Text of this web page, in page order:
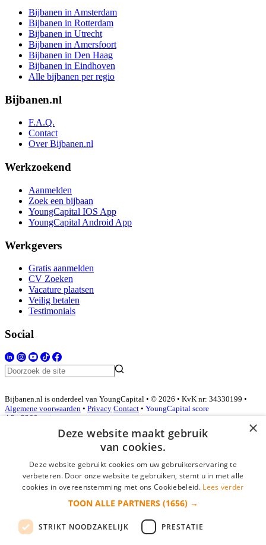
Bijbanen in Amsterdam
Bijbanen in Rotterdam
Bijbanen in Utrecht
Bijbanen in Amersfoort
Bijbanen in Den Haag
Bijbanen in Eindhoven
Alle bijbanen per regio
Bijbanen.nl
F.A.Q.
Contact
Over Bijbanen.nl
Werkzoekend
Aanmelden
Zoek een bijbaan
YoungCapital IOS App
YoungCapital Android App
Werkgevers
Gratis aanmelden
CV Zoeken
Vacature plaatsen
Veilig betalen
Testimonials
Social
Bijbanen.nl is onderdeel van YoungCapital • © 2026 • KvK nr: 34330199 •
Algemene voorwaarden • Privacy Contact • YoungCapital score
4.3 - 3366 reviews
Inloggen als bedrijf
*
login gegevens onthouden
×
Deze website maakt gebruik
van cookies.
Deze website gebruikt cookies om uw gebruikerservaring te
verbeteren. Door onze website te gebruiken, stemt u in met alle
cookies in overeenstemming met ons Cookiebeleid. Lees verder
TOON ALLE PARTNERS (1656) →
STRIKT NOODZAKELIJK PRESTATIE